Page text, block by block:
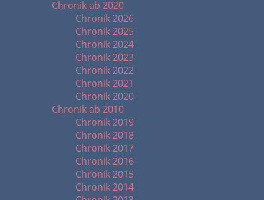
Chronik ab 2020
Chronik 2026
Chronik 2025
Chronik 2024
Chronik 2023
Chronik 2022
Chronik 2021
Chronik 2020
Chronik ab 2010
Chronik 2019
Chronik 2018
Chronik 2017
Chronik 2016
Chronik 2015
Chronik 2014